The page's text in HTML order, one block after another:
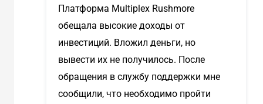
Платформа Multiplex Rushmore
обещала высокие доходы от
инвестиций. Вложил деньги, но
вывести их не получилось. После
обращения в службу поддержки мне
сообщили, что необходимо пройти